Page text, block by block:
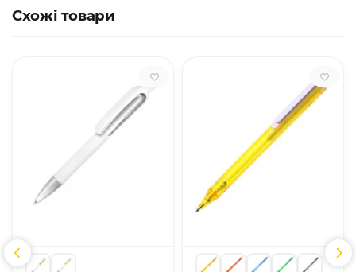
Схожі товари